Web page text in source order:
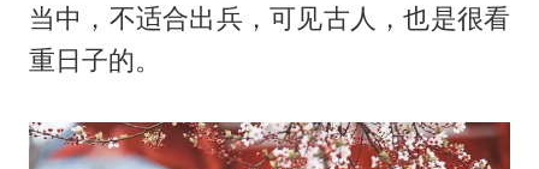
当中，不适合出兵，可见古人，也是很看
重日子的。